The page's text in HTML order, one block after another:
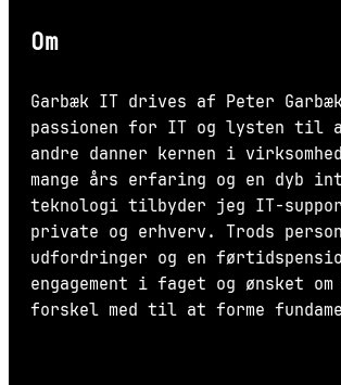
Om
Garbæk IT drives af Peter
passionen for IT og lysten til
andre danner kernen i
mange års erfaring og en dyb
teknologi tilbyder jeg IT-
private og erhverv. Trods
udfordringer og en
engagement i faget og ønsket
forskel med til at forme